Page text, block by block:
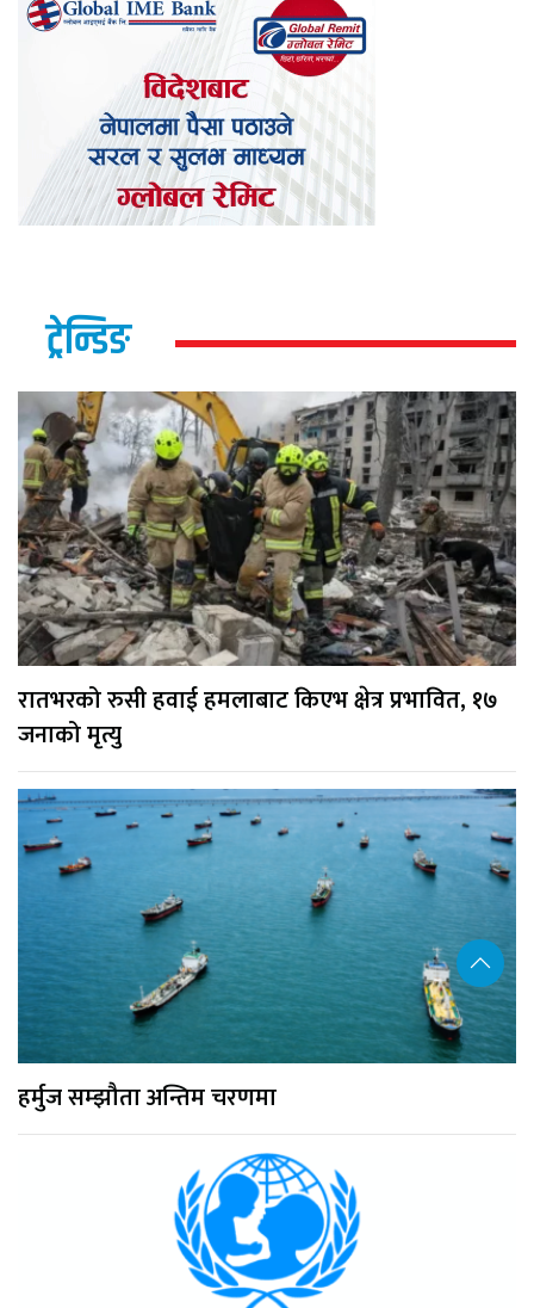
ट्रेन्डिङ
रातभरको रुसी हवाई हमलाबाट किएभ क्षेत्र प्रभावित, १७
जनाको मृत्यु
हर्मुज सम्झौता अन्तिम चरणमा